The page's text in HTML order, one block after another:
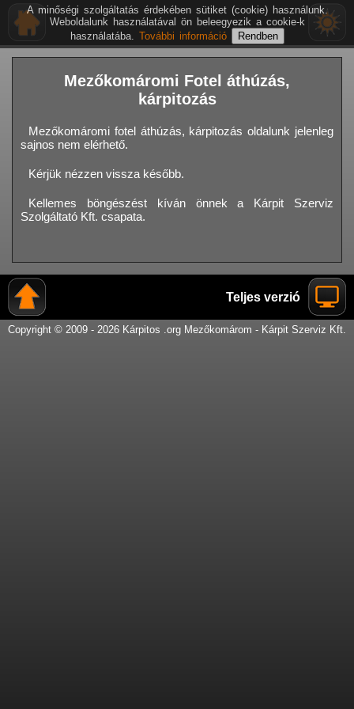
Mezőkomáromi Fotel áthúzás,
kárpitozás
Mezőkomáromi fotel áthúzás, kárpitozás oldalunk jelenleg
sajnos nem elérhető.
Kérjük nézzen vissza később.
Kellemes böngészést kíván önnek a Kárpit Szerviz
Szolgáltató Kft. csapata.
Teljes verzió
Copyright © 2009 - 2026 Kárpitos .org Mezőkomárom - Kárpit Szerviz Kft.
A minőségi szolgáltatás érdekében sütiket (cookie) használunk.
Weboldalunk használatával ön beleegyezik a cookie-k
használatába. További információ